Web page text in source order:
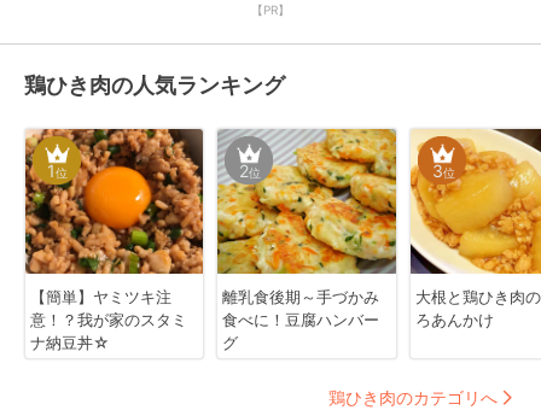
【PR】
鶏ひき肉の人気ランキング
1位
【簡単】ヤミツキ注
意！？我が家のスタミ
ナ納豆丼☆
2位
離乳食後期～手づかみ
食べに！豆腐ハンバー
グ
3位
大根と鶏ひき肉
ろあんかけ
鶏ひき肉のカテゴリへ